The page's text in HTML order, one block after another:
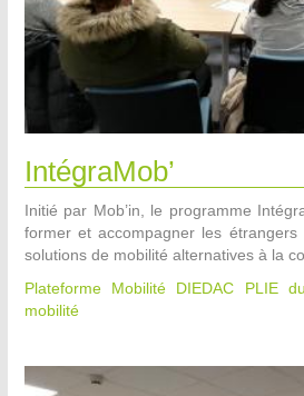
IntégraMob’
Initié par Mob’in, le programme
former et accompagner les étrangers
solutions de mobilité alternatives à la
Plateforme Mobilité DIEDAC PLIE
mobilité